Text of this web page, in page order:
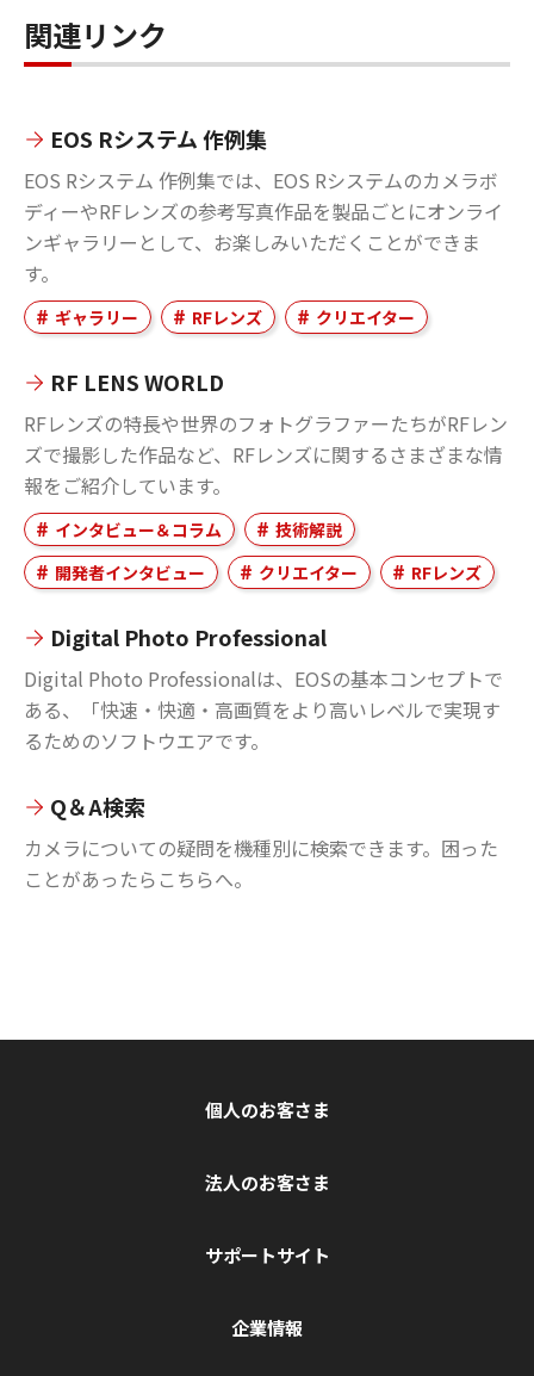
関連リンク
EOS Rシステム 作例集
EOS Rシステム 作例集では、EOS Rシステムのカメラボ
ディーやRFレンズの参考写真作品を製品ごとにオンライ
ンギャラリーとして、お楽しみいただくことができま
す。
ギャラリー RFレンズ クリエイター
RF LENS WORLD
RFレンズの特長や世界のフォトグラファーたちがRFレン
ズで撮影した作品など、RFレンズに関するさまざまな情
報をご紹介しています。
インタビュー＆コラム
技術解説
開発者インタビュー
クリエイター RFレンズ
Digital Photo Professional
Digital Photo Professionalは、EOSの基本コンセプトで
ある、「快速・快適・高画質をより高いレベルで実現す
るためのソフトウエアです。
Q＆A検索
カメラについての疑問を機種別に検索できます。困った
ことがあったらこちらへ。
個人のお客さま
法人のお客さま
サポートサイト
企業情報